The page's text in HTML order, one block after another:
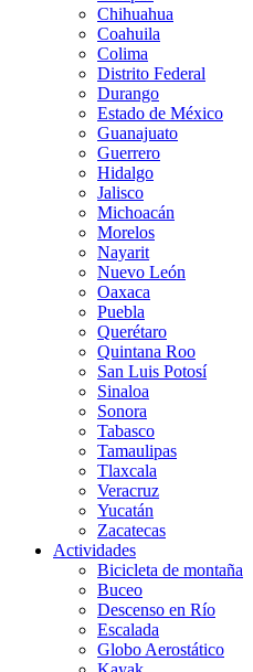
Chihuahua
Coahuila
Colima
Distrito Federal
Durango
Estado de México
Guanajuato
Guerrero
Hidalgo
Jalisco
Michoacán
Morelos
Nayarit
Nuevo León
Oaxaca
Puebla
Querétaro
Quintana Roo
San Luis Potosí
Sinaloa
Sonora
Tabasco
Tamaulipas
Tlaxcala
Veracruz
Yucatán
Zacatecas
Actividades
Bicicleta de montaña
Buceo
Descenso en Río
Escalada
Globo Aerostático